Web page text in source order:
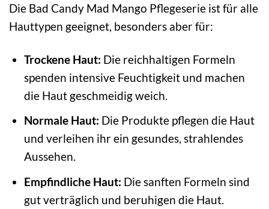
Die Bad Candy Mad Mango Pflegeserie ist für alle
Hauttypen geeignet, besonders aber für:
Trockene Haut: Die reichhaltigen Formeln
spenden intensive Feuchtigkeit und machen
die Haut geschmeidig weich.
Normale Haut: Die Produkte pflegen die Haut
und verleihen ihr ein gesundes, strahlendes
Aussehen.
Empfindliche Haut: Die sanften Formeln sind
gut verträglich und beruhigen die Haut.